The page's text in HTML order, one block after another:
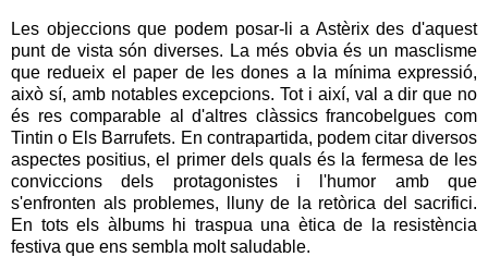
Les objeccions que podem posar-li a Astèrix des d'aquest
punt de vista són diverses. La més obvia és un masclisme
que redueix el paper de les dones a la mínima expressió,
això sí, amb notables excepcions. Tot i així, val a dir que no
és res comparable al d'altres clàssics francobelgues com
Tintin o Els Barrufets. En contrapartida, podem citar diversos
aspectes positius, el primer dels quals és la fermesa de les
conviccions dels protagonistes i l'humor amb que
s'enfronten als problemes, lluny de la retòrica del sacrifici.
En tots els àlbums hi traspua una ètica de la resistència
festiva que ens sembla molt saludable.